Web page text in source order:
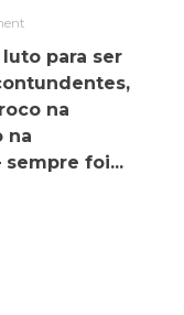
on
que
há
num
país
tão
luto para ser
na
na
sempre foi...